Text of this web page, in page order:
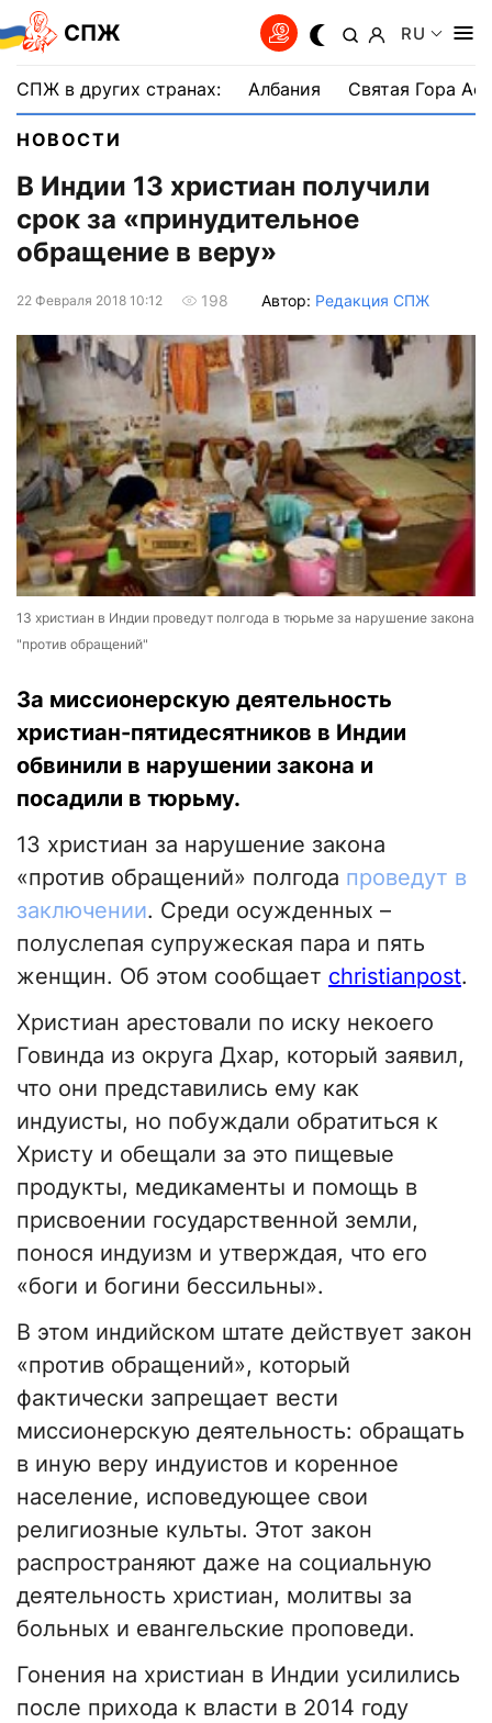
СПЖ RU
СПЖ в других странах: Албания Святая Гора
НОВОСТИ
В Индии 13 христиан получили
срок за «принудительное
обращение в веру»
22 Февраля 2018 10:12 198 Автор: Редакция СПЖ
13 христиан в Индии проведут полгода в тюрьме за нарушение закона
"против обращений"
За миссионерскую деятельность
христиан-пятидесятников в Индии
обвинили в нарушении закона и
посадили в тюрьму.
13 христиан за нарушение закона
«против обращений» полгода проведут в
заключении. Среди осужденных –
полуслепая супружеская пара и пять
женщин. Об этом сообщает christianpost.
Христиан арестовали по иску некоего
Говинда из округа Дхар, который заявил,
что они представились ему как
индуисты, но побуждали обратиться к
Христу и обещали за это пищевые
продукты, медикаменты и помощь в
присвоении государственной земли,
понося индуизм и утверждая, что его
«боги и богини бессильны».
В этом индийском штате действует закон
«против обращений», который
фактически запрещает вести
миссионерскую деятельность: обращать
в иную веру индуистов и коренное
население, исповедующее свои
религиозные культы. Этот закон
распространяют даже на социальную
деятельность христиан, молитвы за
больных и евангельские проповеди.
Гонения на христиан в Индии усилились
после прихода к власти в 2014 году